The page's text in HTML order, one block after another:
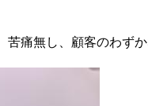
苦痛無し、顧客のわず